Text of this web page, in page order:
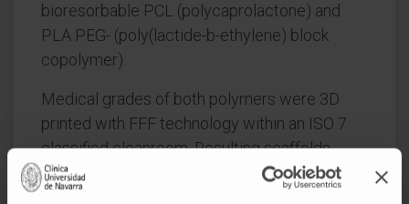
bioresorbable PCL (polycaprolactone) and
PLA PEG- (poly(lactide-b-ethylene) block
copolymer).
Medical grades of both polymers were 3D
printed with FFF technology within an ISO 7
classified cleanroom. Resulting scaffolds
were then optically, mechanically and